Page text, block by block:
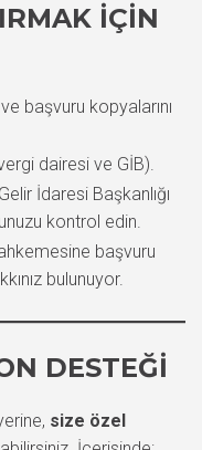
İÇIN
ve başvuru kopyalarını
dairesi ve GİB).
İdaresi Başkanlığı
kontrol edin.
başvuru
bulunuyor.
DESTEĞI
size özel